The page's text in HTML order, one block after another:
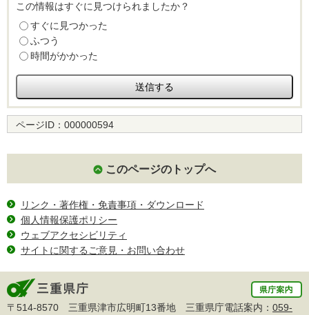
この情報はすぐに見つけられましたか？
すぐに見つかった
ふつう
時間がかかった
ページID： 000000594
このページのトップへ
リンク・著作権・免責事項・ダウンロード
個人情報保護ポリシー
ウェブアクセシビリティ
サイトに関するご意見・お問い合わせ
〒514-8570 三重県津市広明町13番地 三重県庁電話案内： 059-